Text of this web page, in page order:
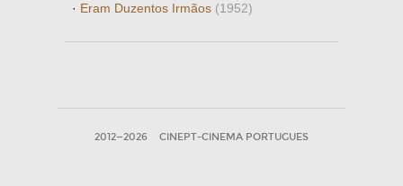
· Eram Duzentos Irmãos (1952)
2012—2026 CINEPT-CINEMA PORTUGUES